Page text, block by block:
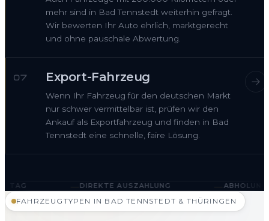
mehr sind in Bad Tennstedt weiterhin gefragt.
Wir bewerten Ihr Auto ehrlich, marktgerecht
und ohne pauschale Abwertung.
07 Export-Fahrzeug
Wenn Ihr Fahrzeug für den deutschen Markt
nur schwer vermittelbar ist, prüfen wir den
Ankauf als Exportfahrzeug und finden in Bad
Tennstedt eine schnelle, faire Lösung.
DIREKTE AUSZAHLUNG —ABHOLUNG IN BAD
FAHRZEUGTYPEN IN BAD TENNSTEDT & THÜRINGEN